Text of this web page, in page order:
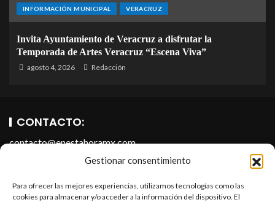
Gestionar consentimiento
Para ofrecer las mejores experiencias, utilizamos tecnologías como las
cookies para almacenar y/o acceder a la información del dispositivo. El
INFORMACIÓN MUNICIPAL VERACRUZ
Invita Ayuntamiento de Veracruz a disfrutar la
Temporada de Artes Veracruz “Escena Viva”
agosto 4, 2026 Redacción
CONTACTO:
contacto@enestahoramx.com